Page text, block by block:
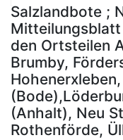
Statistiken
Salzlandbote ;
den Ortsteilen
Brumby,
(Anhalt), Neu
Rothenförde,